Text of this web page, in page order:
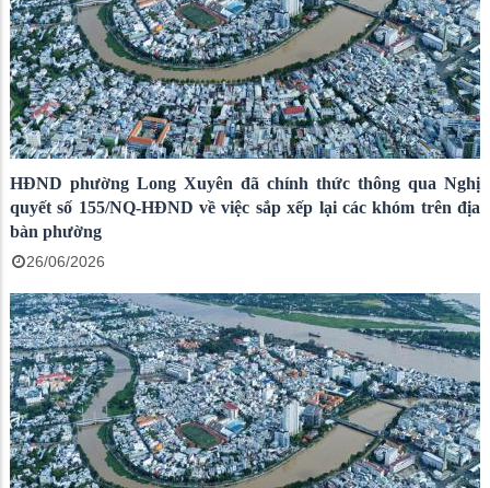
HĐND phường Long Xuyên đã chính thức thông qua Nghị
quyết số 155/NQ-HĐND về việc sắp xếp lại các khóm trên địa
bàn phường
26/06/2026